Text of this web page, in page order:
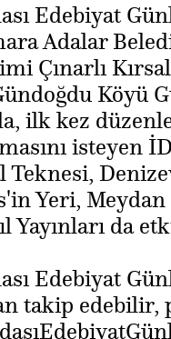
Edebiyat
Adalar
Çınarlı
Köyü
ilk kez
isteyen
Teknesi,
Yeri,
Yayınları da
Edebiyat
takip edebilir,